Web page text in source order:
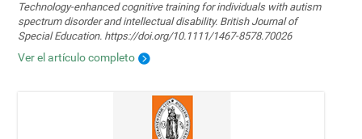
Technology‐enhanced cognitive training for individuals with autism
spectrum disorder and intellectual disability. British Journal of
Special Education. https://doi.org/10.1111/1467-8578.70026
Ver el artículo completo